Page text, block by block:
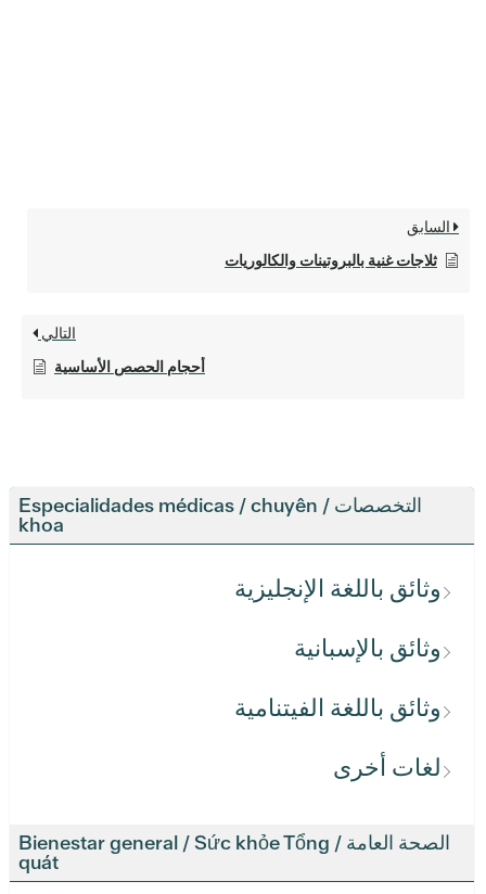
التخصصات / Especialidades médicas / chuyên
khoa
وثائق باللغة الإنجليزية
وثائق بالإسبانية
وثائق باللغة الفيتنامية
لغات أخرى
الصحة العامة / Bienestar general / Sức khỏe Tổng
quát
السابق
ثلاجات غنية بالبروتينات والكالوريات
التالي
أحجام الحصص الأساسية